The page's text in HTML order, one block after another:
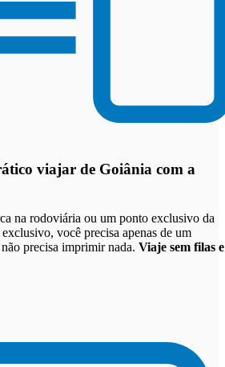
viajar de Goiânia com a
na rodoviária ou um ponto exclusivo da
você precisa apenas de um
precisa imprimir nada. Viaje sem filas e